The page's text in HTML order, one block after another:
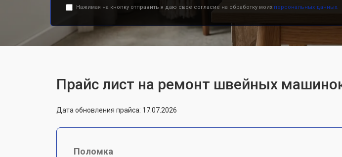
Нажимая на кнопку отправить я даю свое согласие на обработку моих персональных данных.
Прайс лист на ремонт швейных
Дата обновления прайса: 17.07.2026
Поломка